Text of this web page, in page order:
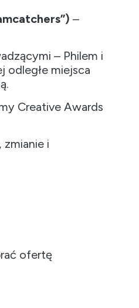
–
– Philem i
odległe miejsca
Creative Awards
i
ofertę